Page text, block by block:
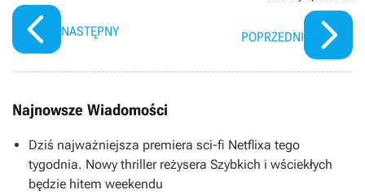
NASTĘPNY POPRZEDNI
Najnowsze Wiadomości
Dziś najważniejsza premiera sci-fi Netflixa tego
tygodnia. Nowy thriller reżysera Szybkich i wściekłych
będzie hitem weekendu